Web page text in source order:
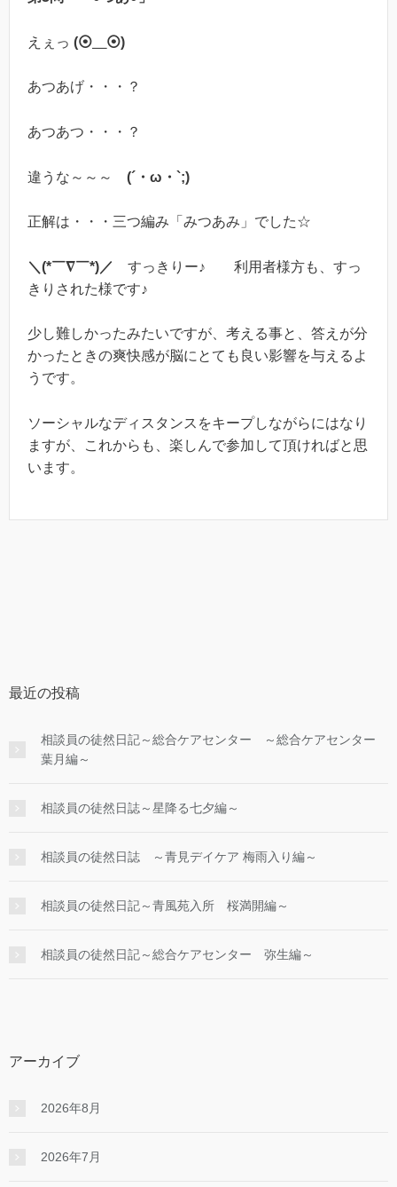
えぇっ (⦿＿⦿)
あつあげ・・・？
あつあつ・・・？
違うな～～～ (´・ω・`;)
正解は・・・三つ編み「みつあみ」でした☆
＼(*￣∇￣*)／
すっきりー♪ 利用者様方も、すっ
きりされた様です♪
少し難しかったみたいですが、考える事と、答えが分
かったときの爽快感が脳にとても良い影響を与えるよ
うです。
ソーシャルなディスタンスをキープしながらにはなり
ますが、これからも、楽しんで参加して頂ければと思
います。
最近の投稿
相談員の徒然日記～総合ケアセンター ～総合ケアセンター
葉月編～
相談員の徒然日誌～星降る七夕編～
相談員の徒然日誌 ～青見デイケア 梅雨入り編～
相談員の徒然日記～青風苑入所 桜満開編～
相談員の徒然日記～総合ケアセンター 弥生編～
アーカイブ
2026年8月
2026年7月